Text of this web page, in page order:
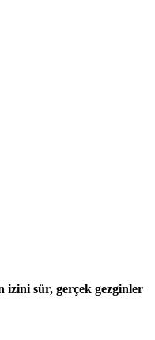
sür, gerçek gezginler